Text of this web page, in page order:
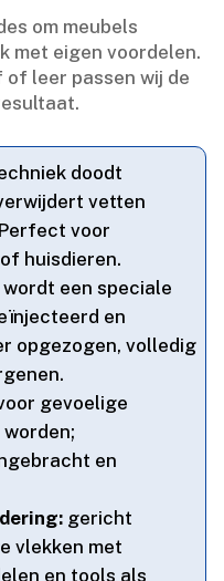
om meubels
met eigen voordelen.​
leer passen wij de
doodt
vetten
voor
huisdieren.​
wordt een speciale
en
opgezogen, volledig
gevoelige
en
gericht
vlekken met
en tools als